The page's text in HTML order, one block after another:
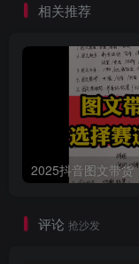
相关推荐
评论 抢沙发